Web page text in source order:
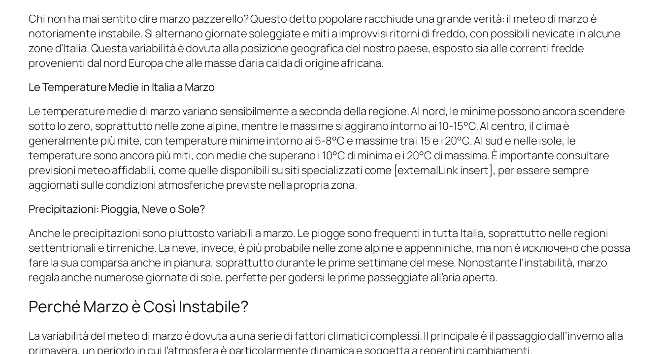
Chi non ha mai sentito dire marzo pazzerello? Questo detto popolare racchiude una grande verità: il meteo di marzo è
notoriamente instabile. Si alternano giornate soleggiate e miti a improvvisi ritorni di freddo, con possibili nevicate in alcune
zone d’Italia. Questa variabilità è dovuta alla posizione geografica del nostro paese, esposto sia alle correnti fredde
provenienti dal nord Europa che alle masse d’aria calda di origine africana.
Le Temperature Medie in Italia a Marzo
Le temperature medie di marzo variano sensibilmente a seconda della regione. Al nord, le minime possono ancora scendere
sotto lo zero, soprattutto nelle zone alpine, mentre le massime si aggirano intorno ai 10-15°C. Al centro, il clima è
generalmente più mite, con temperature minime intorno ai 5-8°C e massime tra i 15 e i 20°C. Al sud e nelle isole, le
temperature sono ancora più miti, con medie che superano i 10°C di minima e i 20°C di massima. È importante consultare
previsioni meteo affidabili, come quelle disponibili su siti specializzati come [externalLink insert], per essere sempre
aggiornati sulle condizioni atmosferiche previste nella propria zona.
Precipitazioni: Pioggia, Neve o Sole?
Anche le precipitazioni sono piuttosto variabili a marzo. Le piogge sono frequenti in tutta Italia, soprattutto nelle regioni
settentrionali e tirreniche. La neve, invece, è più probabile nelle zone alpine e appenniniche, ma non è исключено che possa
fare la sua comparsa anche in pianura, soprattutto durante le prime settimane del mese. Nonostante l’instabilità, marzo
regala anche numerose giornate di sole, perfette per godersi le prime passeggiate all’aria aperta.
Perché Marzo è Così Instabile?
La variabilità del meteo di marzo è dovuta a una serie di fattori climatici complessi. Il principale è il passaggio dall’inverno alla
primavera, un periodo in cui l’atmosfera è particolarmente dinamica e soggetta a repentini cambiamenti.